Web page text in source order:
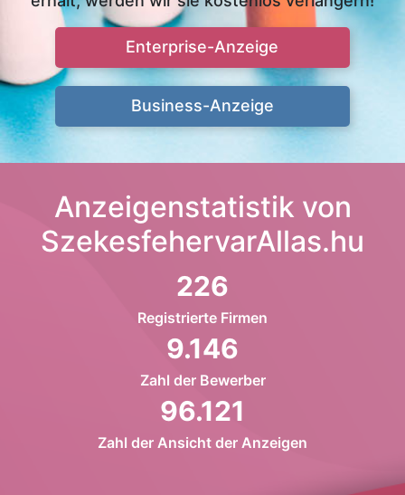
Enterprise-Anzeige
Business-Anzeige
Anzeigenstatistik von
SzekesfehervarAllas.hu
226
Registrierte Firmen
9.146
Zahl der Bewerber
96.121
Zahl der Ansicht der Anzeigen